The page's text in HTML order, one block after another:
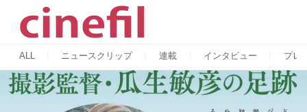
ALL ニュースクリップ 連載 インタビュー プレ